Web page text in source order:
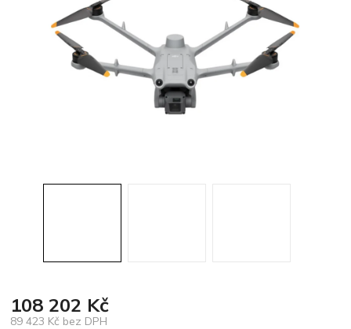
108 202 Kč
89 423 Kč bez DPH